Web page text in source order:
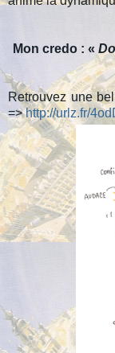
Mon credo : «
Retrouvez une
=>http://urlz.fr/